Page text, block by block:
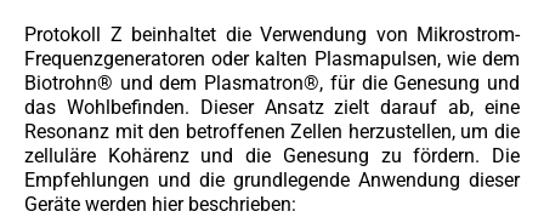
Protokoll Z beinhaltet die Verwendung von Mikrostrom-
Frequenzgeneratoren oder kalten Plasmapulsen, wie dem
Biotrohn® und dem Plasmatron®, für die Genesung und
das Wohlbefinden. Dieser Ansatz zielt darauf ab, eine
Resonanz mit den betroffenen Zellen herzustellen, um die
zelluläre Kohärenz und die Genesung zu fördern. Die
Empfehlungen und die grundlegende Anwendung dieser
Geräte werden hier beschrieben: